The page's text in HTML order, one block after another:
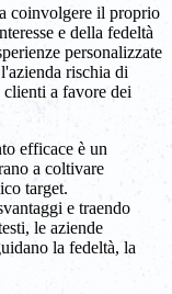
coinvolgere il proprio
e della fedeltà
personalizzate
rischia di
clienti a favore dei
efficace è un
a coltivare
target.
e traendo
le aziende
la fedeltà, la